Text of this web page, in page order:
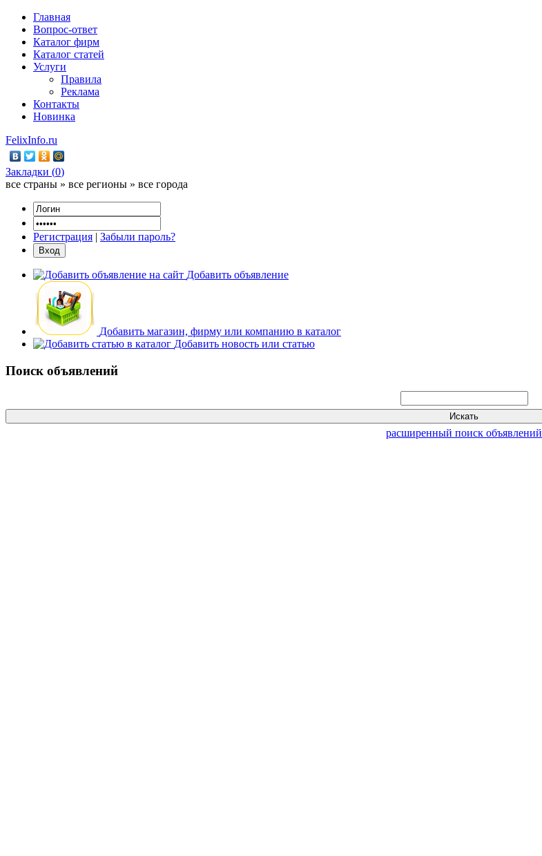
Главная
Вопрос-ответ
Каталог фирм
Каталог статей
Услуги
Правила
Реклама
Контакты
Новинка
FelixInfo.ru
Закладки (0)
все страны » все регионы » все города
Регистрация | Забыли пароль?
Добавить объявление
Добавить магазин, фирму или компанию в каталог
Добавить новость или статью
Поиск объявлений
расширенный поиск объявлений